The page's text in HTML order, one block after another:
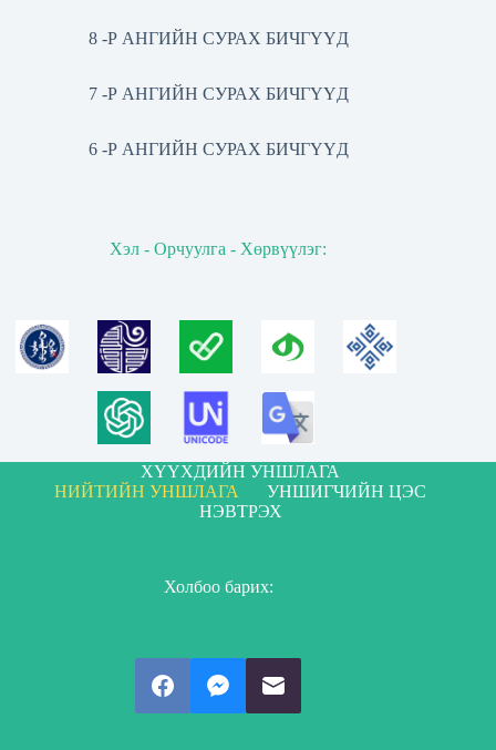
8 -Р АНГИЙН СУРАХ БИЧГҮҮД
7 -Р АНГИЙН СУРАХ БИЧГҮҮД
6 -Р АНГИЙН СУРАХ БИЧГҮҮД
Хэл - Орчуулга - Хөрвүүлэг:
ХҮҮХДИЙН УНШЛАГА
НИЙТИЙН УНШЛАГА
УНШИГЧИЙН ЦЭС
НЭВТРЭХ
Холбоо барих: